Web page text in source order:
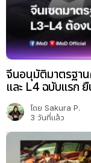
จีนอนุมัติมาตรฐา
และ L4 ฉบับแรก
โดย Sakura P.
3 วันที่แล้ว